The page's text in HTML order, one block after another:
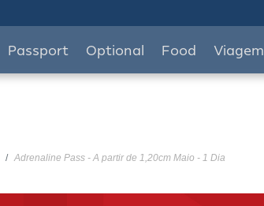
Passport Optional Food Viagem
Adrenaline Pass - A partir de 1,20cm Maio - 1 Dia